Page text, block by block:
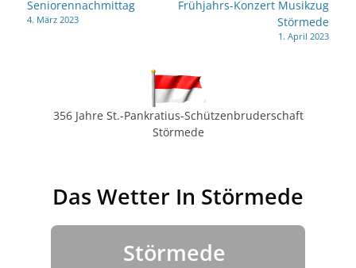
Beitragsnavigation
Seniorennachmittag
4. März 2023
Frühjahrs-Konzert Musikzug
Störmede
1. April 2023
356 Jahre St.-Pankratius-Schützenbruderschaft
Störmede
Das Wetter In Störmede
Störmede